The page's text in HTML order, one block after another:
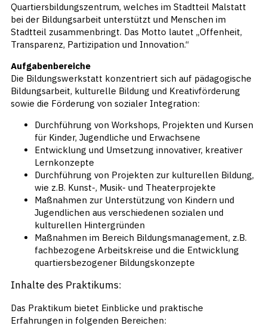
Quartiersbildungszentrum, welches im Stadtteil Malstatt
bei der Bildungsarbeit unterstützt und Menschen im
Stadtteil zusammenbringt. Das Motto lautet „Offenheit,
Transparenz, Partizipation und Innovation.“
Aufgabenbereiche
Die Bildungswerkstatt konzentriert sich auf pädagogische
Bildungsarbeit, kulturelle Bildung und Kreativförderung
sowie die Förderung von sozialer Integration:
Durchführung von Workshops, Projekten und Kursen
für Kinder, Jugendliche und Erwachsene
Entwicklung und Umsetzung innovativer, kreativer
Lernkonzepte
Durchführung von Projekten zur kulturellen Bildung,
wie z.B. Kunst-, Musik- und Theaterprojekte
Maßnahmen zur Unterstützung von Kindern und
Jugendlichen aus verschiedenen sozialen und
kulturellen Hintergründen
Maßnahmen im Bereich Bildungsmanagement, z.B.
fachbezogene Arbeitskreise und die Entwicklung
quartiersbezogener Bildungskonzepte
Inhalte des Praktikums:
Das Praktikum bietet Einblicke und praktische
Erfahrungen in folgenden Bereichen: